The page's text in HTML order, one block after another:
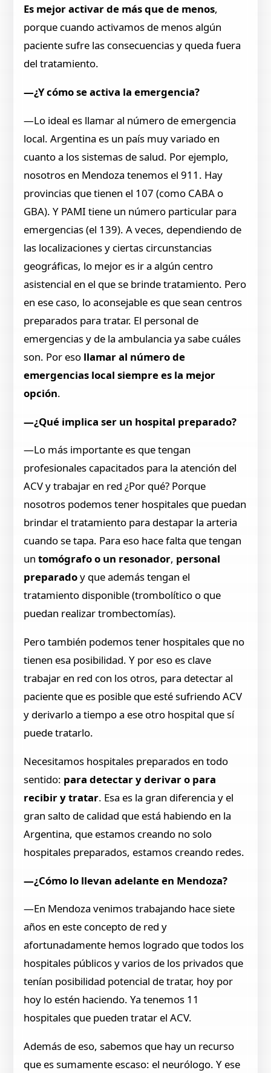
Es mejor activar de más que de menos,
porque cuando activamos de menos algún
paciente sufre las consecuencias y queda fuera
del tratamiento.
—¿Y cómo se activa la emergencia?
—Lo ideal es llamar al número de emergencia
local. Argentina es un país muy variado en
cuanto a los sistemas de salud. Por ejemplo,
nosotros en Mendoza tenemos el 911. Hay
provincias que tienen el 107 (como CABA o
GBA). Y PAMI tiene un número particular para
emergencias (el 139). A veces, dependiendo de
las localizaciones y ciertas circunstancias
geográficas, lo mejor es ir a algún centro
asistencial en el que se brinde tratamiento. Pero
en ese caso, lo aconsejable es que sean centros
preparados para tratar. El personal de
emergencias y de la ambulancia ya sabe cuáles
son. Por eso llamar al número de
emergencias local siempre es la mejor
opción.
—¿Qué implica ser un hospital preparado?
—Lo más importante es que tengan
profesionales capacitados para la atención del
ACV y trabajar en red ¿Por qué? Porque
nosotros podemos tener hospitales que puedan
brindar el tratamiento para destapar la arteria
cuando se tapa. Para eso hace falta que tengan
un tomógrafo o un resonador, personal
preparadoy que además tengan el
tratamiento disponible (trombolítico o que
puedan realizar trombectomías).
Pero también podemos tener hospitales que no
tienen esa posibilidad. Y por eso es clave
trabajar en red con los otros, para detectar al
paciente que es posible que esté sufriendo ACV
y derivarlo a tiempo a ese otro hospital que sí
puede tratarlo.
Necesitamos hospitales preparados en todo
sentido: para detectar y derivar o para
recibir y tratar. Esa es la gran diferencia y el
gran salto de calidad que está habiendo en la
Argentina, que estamos creando no solo
hospitales preparados, estamos creando redes.
—¿Cómo lo llevan adelante en Mendoza?
—En Mendoza venimos trabajando hace siete
años en este concepto de red y
afortunadamente hemos logrado que todos los
hospitales públicos y varios de los privados que
tenían posibilidad potencial de tratar, hoy por
hoy lo estén haciendo. Ya tenemos 11
hospitales que pueden tratar el ACV.
Además de eso, sabemos que hay un recurso
que es sumamente escaso: el neurólogo. Y ese